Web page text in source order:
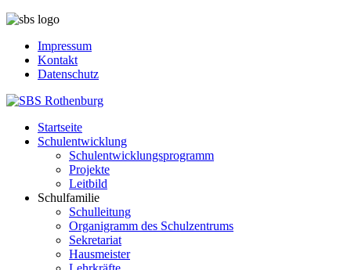
Impressum
Kontakt
Datenschutz
Startseite
Schulentwicklung
Schulentwicklungsprogramm
Projekte
Leitbild
Schulfamilie
Schulleitung
Organigramm des Schulzentrums
Sekretariat
Hausmeister